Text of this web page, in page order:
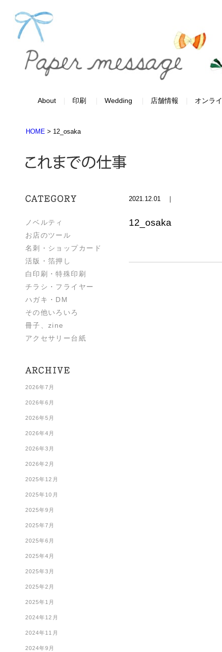
About 印刷 Wedding 店舗情報 オンラ
HOME > 12_osaka
ノベルティ
お店のツール
名刺・ショップカード
活版・箔押し
白印刷・特殊印刷
チラシ・フライヤー
ハガキ・DM
その他いろいろ
冊子、zine
アクセサリー台紙
2026年7月
2026年6月
2026年5月
2026年4月
2026年3月
2026年2月
2025年12月
2025年10月
2025年9月
2025年7月
2025年6月
2025年4月
2025年3月
2025年2月
2025年1月
2024年12月
2024年11月
2024年9月
2021.12.01 ｜
12_osaka